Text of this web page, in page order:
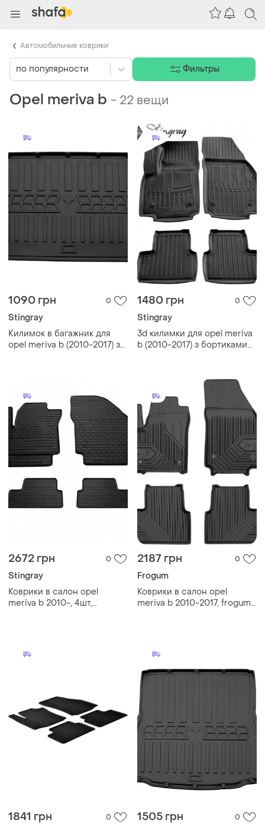
Opel meriva b - 22 вещи
1090 грн 0
Stingray
Килимок в багажник для
opel meriva b (2010-2017) з
1480 грн 0
Stingray
3d килимки для opel meriva
b (2010-2017) з бортиками
2672 грн 0
Stingray
Коврики в салон opel
meriva b 2010-, 4шт,
2187 грн 0
Frogum
Коврики в салон opel
meriva b 2010-2017, frogum,
1841 грн 0 1505 грн 0
по популярности Фильтры
Автомобильные коврики